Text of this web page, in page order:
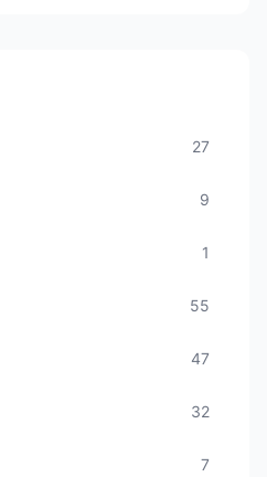
27
9
1
55
47
32
7